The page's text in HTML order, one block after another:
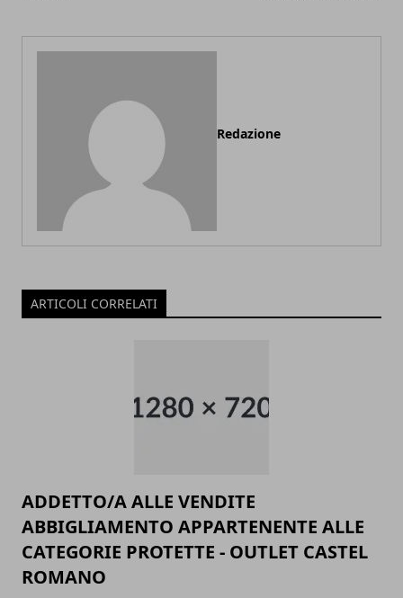
Redazione
ARTICOLI CORRELATI
ADDETTO/A ALLE VENDITE
ABBIGLIAMENTO APPARTENENTE ALLE
CATEGORIE PROTETTE - OUTLET CASTEL
ROMANO